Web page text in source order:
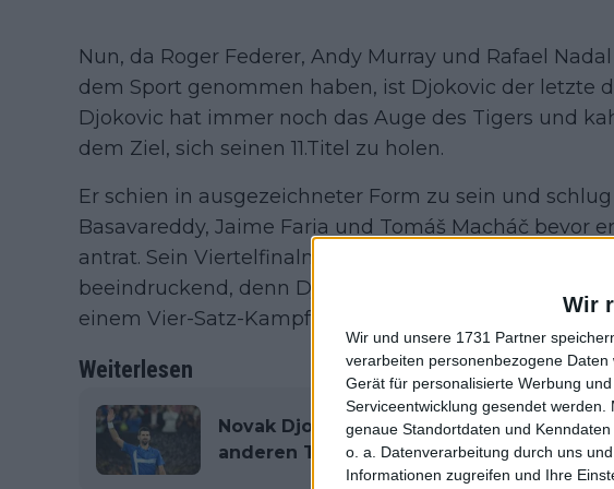
Wir
Wir und unsere 1731 Partner
verarbeiten personenbezogene
Gerät für personalisierte Werbung
Serviceentwicklung gesendet werden.
genaue Standortdaten und
o. a. Datenverarbeitung durch uns
Informationen zugreifen und Ihre
Nun, da Roger Federer, Andy Murray und Rafael
dem Sport genommen haben, ist Djokovic der letzte
Djokovic hat immer noch das Auge des Tigers und
dem Ziel, sich seinen 11.Titel zu holen.
Er schien in ausgezeichneter Form zu sein und
Basavareddy, Jaime Faria und Tomáš Macháč bevor
antrat. Sein Viertelfinalmatch gegen Carlos Alcaraz
beeindruckend, denn Djokovic besiegte den an
einem Vier-Satz-Kampf.
Weiterlesen
Novak Djokovic wird bei den Australian
anderen Tennislegenden mit einer